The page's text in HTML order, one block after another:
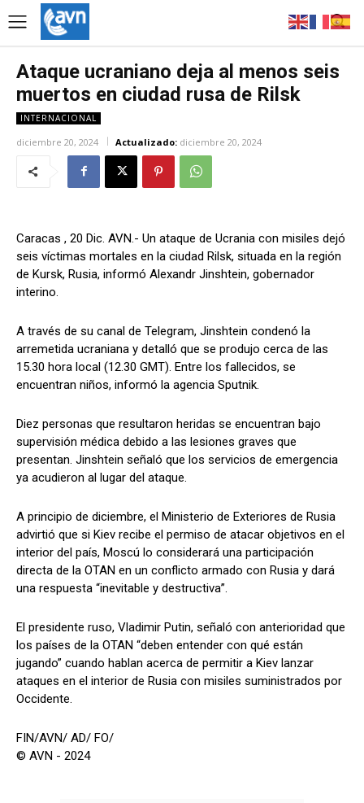
Ataque ucraniano deja al menos seis
muertos en ciudad rusa de Rilsk
INTERNACIONAL
diciembre 20, 2024 Actualizado: diciembre 20, 2024
Caracas , 20 Dic. AVN.- Un ataque de Ucrania con misiles dejó
seis víctimas mortales en la ciudad Rilsk, situada en la región
de Kursk, Rusia, informó Alexandr Jinshtein, gobernador
interino.
A través de su canal de Telegram, Jinshtein condenó la
arremetida ucraniana y detalló que se produjo cerca de las
15.30 hora local (12.30 GMT). Entre los fallecidos, se
encuentran niños, informó la agencia Sputnik.
Diez personas que resultaron heridas se encuentran bajo
supervisión médica debido a las lesiones graves que
presentan. Jinshtein señaló que los servicios de emergencia
ya acudieron al lugar del ataque.
A principio de diciembre, el Ministerio de Exteriores de Rusia
advirtió que si Kiev recibe el permiso de atacar objetivos en el
interior del país, Moscú lo considerará una participación
directa de la OTAN en un conflicto armado con Rusia y dará
una respuesta “inevitable y destructiva”.
El presidente ruso, Vladimir Putin, señaló con anterioridad que
los países de la OTAN “deben entender con qué están
jugando” cuando hablan acerca de permitir a Kiev lanzar
ataques en el interior de Rusia con misiles suministrados por
Occidente.
FIN/AVN/ AD/ FO/
© AVN - 2024